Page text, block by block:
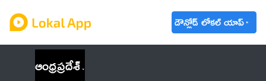
డౌన్లోడ్ లోకల్ యాప్
ఆంధ్రప్రదేశ్